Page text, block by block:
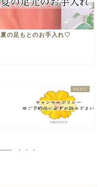
夏の足もとのお手入れ♡